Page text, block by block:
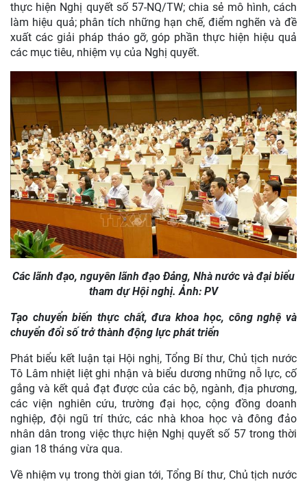
thực hiện Nghị quyết số 57-NQ/TW; chia sẻ mô hình, cách
làm hiệu quả; phân tích những hạn chế, điểm nghẽn và đề
xuất các giải pháp tháo gỡ, góp phần thực hiện hiệu quả
các mục tiêu, nhiệm vụ của Nghị quyết.
Các lãnh đạo, nguyên lãnh đạo Đảng, Nhà nước và đại biểu
tham dự Hội nghị. Ảnh: PV
Tạo chuyển biến thực chất, đưa khoa học, công nghệ và
chuyển đổi số trở thành động lực phát triển
Phát biểu kết luận tại Hội nghị, Tổng Bí thư, Chủ tịch nước
Tô Lâm nhiệt liệt ghi nhận và biểu dương những nỗ lực, cố
gắng và kết quả đạt được của các bộ, ngành, địa phương,
các viện nghiên cứu, trường đại học, cộng đồng doanh
nghiệp, đội ngũ trí thức, các nhà khoa học và đông đảo
nhân dân trong việc thực hiện Nghị quyết số 57 trong thời
gian 18 tháng vừa qua.
Về nhiệm vụ trong thời gian tới, Tổng Bí thư, Chủ tịch nước